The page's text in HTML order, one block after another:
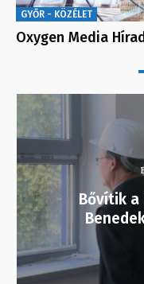
GYŐR - KÖZÉLET
Oxygen Media
Bővítik a